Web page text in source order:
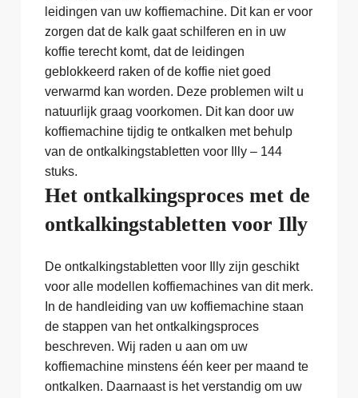
leidingen van uw koffiemachine. Dit kan er voor
zorgen dat de kalk gaat schilferen en in uw
koffie terecht komt, dat de leidingen
geblokkeerd raken of de koffie niet goed
verwarmd kan worden. Deze problemen wilt u
natuurlijk graag voorkomen. Dit kan door uw
koffiemachine tijdig te ontkalken met behulp
van de ontkalkingstabletten voor Illy – 144
stuks.
Het ontkalkingsproces met de
ontkalkingstabletten voor Illy
De ontkalkingstabletten voor Illy zijn geschikt
voor alle modellen koffiemachines van dit merk.
In de handleiding van uw koffiemachine staan
de stappen van het ontkalkingsproces
beschreven. Wij raden u aan om uw
koffiemachine minstens één keer per maand te
ontkalken. Daarnaast is het verstandig om uw